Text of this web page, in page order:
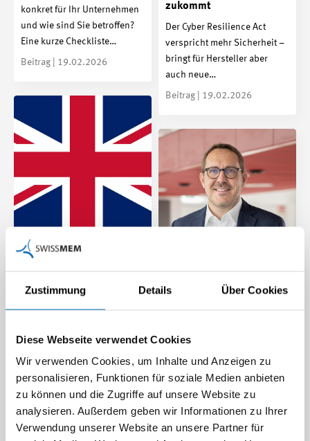
Zustimmung Details Über Cookies
Diese Webseite verwendet Cookies
Wir verwenden Cookies, um Inhalte und Anzeigen zu
personalisieren, Funktionen für soziale Medien anbieten
zu können und die Zugriffe auf unsere Website zu
analysieren. Außerdem geben wir Informationen zu Ihrer
Verwendung unserer Website an unsere Partner für
konkret für Ihr Unternehmen
und wie sind Sie betroffen?
Eine kurze Checkliste…
Beitrag | 19.02.2026
zukommt
Der Cyber Resilience Act
verspricht mehr Sicherheit –
bringt für Hersteller aber
auch neue…
Beitrag | 19.02.2026
Grossbritannien:
Kennzeichnung für
Wie Schweizer KMU in
Die Schweiz ist ein
Exportland, das ist
unbestritten. Doch wie
gelingt es kleinen und
Beitrag | 28.10.2025